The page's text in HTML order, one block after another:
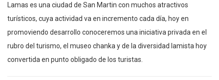
Lamas es una ciudad de San Martin con muchos atractivos
turísticos, cuya actividad va en incremento cada día, hoy en
promoviendo desarrollo conoceremos una iniciativa privada en el
rubro del turismo, el museo chanka y de la diversidad lamista hoy
convertida en punto obligado de los turistas.